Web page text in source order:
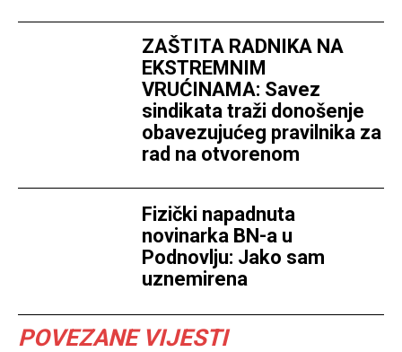
ZAŠTITA RADNIKA NA
EKSTREMNIM
VRUĆINAMA: Savez
sindikata traži donošenje
obavezujućeg pravilnika za
rad na otvorenom
Fizički napadnuta
novinarka BN-a u
Podnovlju: Jako sam
uznemirena
POVEZANE VIJESTI